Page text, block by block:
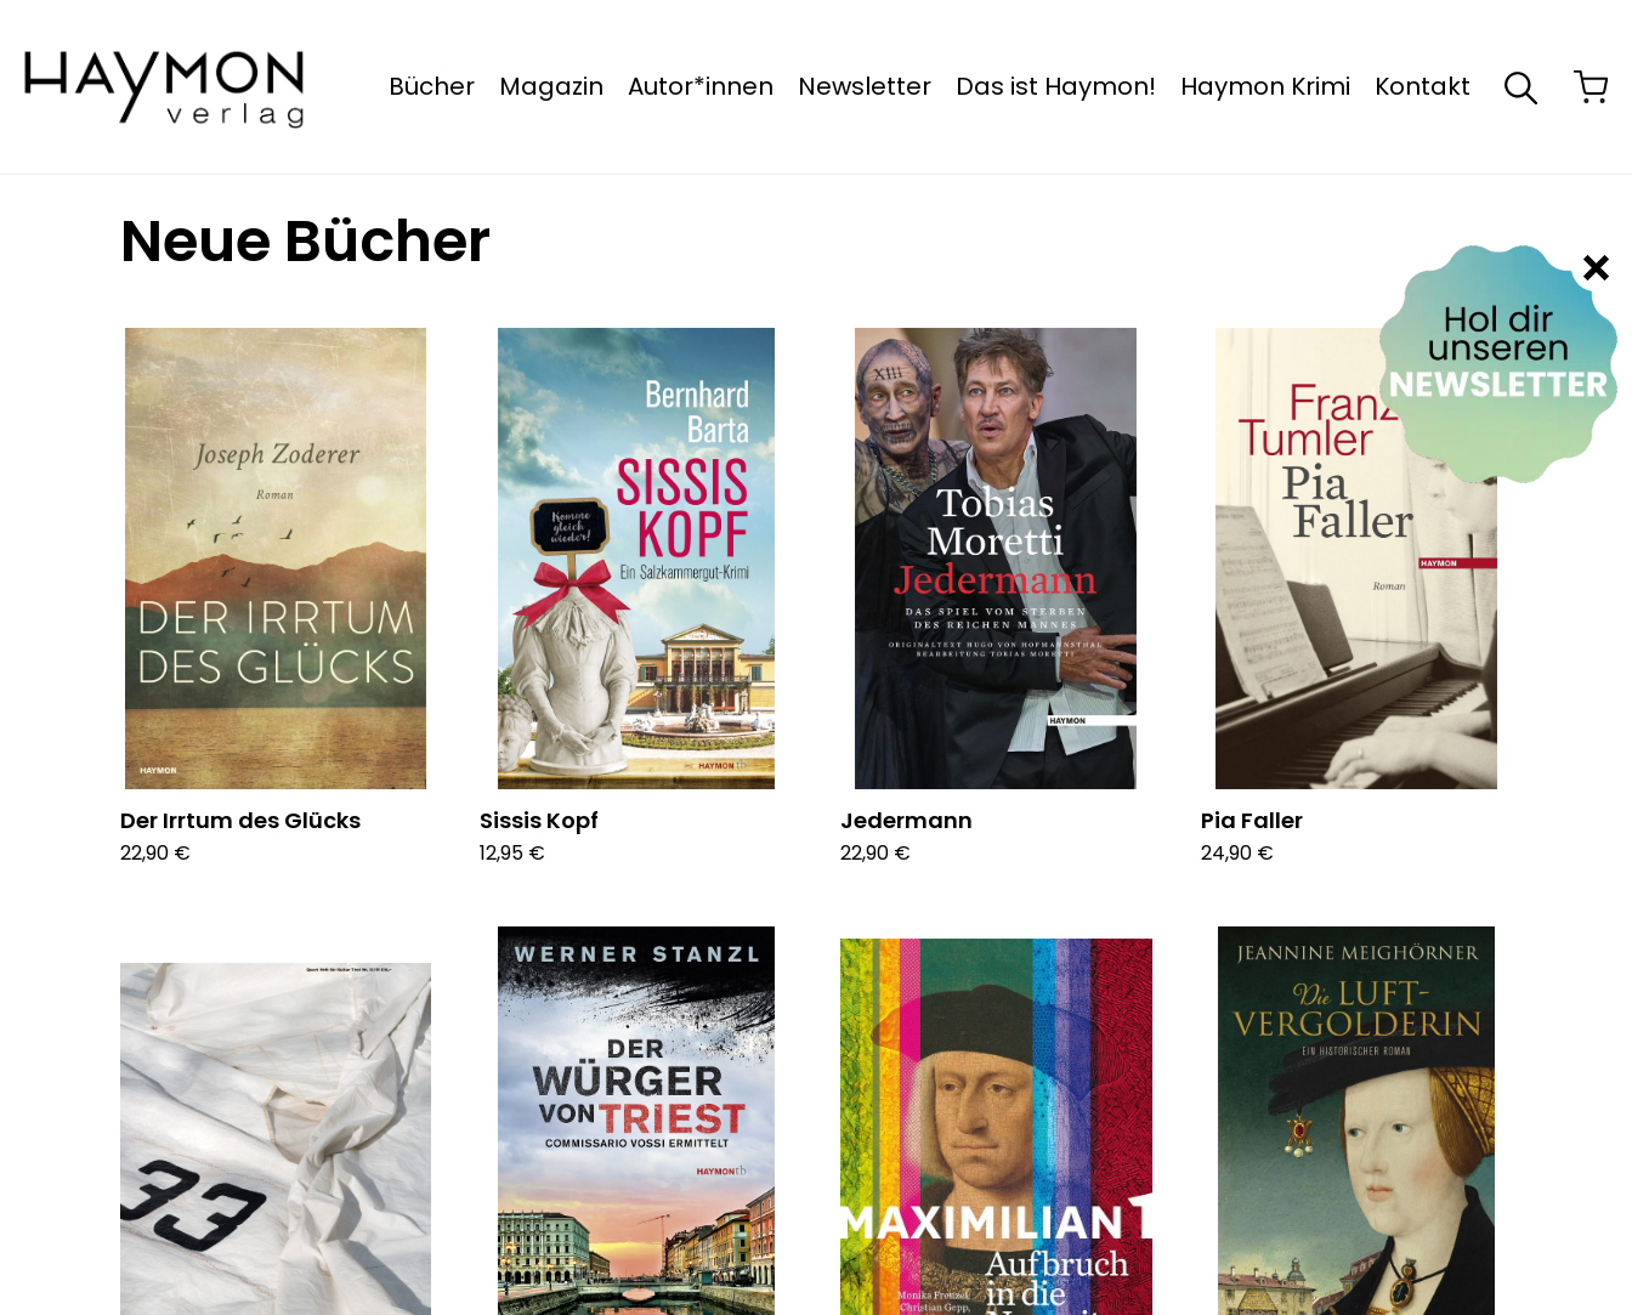
Bücher Magazin Autor*innen Newsletter Das ist Haymon! Haymon Krimi Kontakt
Neue Bücher
Der Irrtum des Glücks
22,90 €
Sissis Kopf
12,95 €
Jedermann
22,90 €
Pia Faller
24,90 €